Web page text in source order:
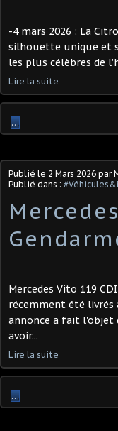
-4 mars 2026 : La
silhouette unique et
les plus célèbres de
Lire la suite
…
Publié le 2 Mars 2026 par
Publié dans :
Mercedes Vito 119
récemment été livrés
annonce a fait l'objet
avoir...
Lire la suite
…